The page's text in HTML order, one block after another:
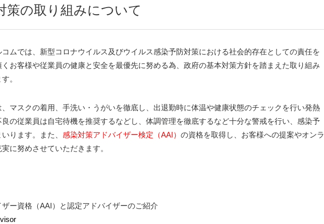
策の取り組みについて
ムでは、新型コロナウイルス及びウイルス感染予防対策における社会的存在としての責任を
お客様や従業員の健康と安全を最優先に努める為、政府の基本対策方針を踏まえた取り組み
。
マスクの着用、手洗い・うがいを徹底し、出退勤時に体温や健康状態のチェックを行い発熱
良の従業員は自宅待機を推奨するなどし、体調管理を徹底するなど十分な警戒を行い、感染予
ります。また、 感染対策アドバイザー検定（AAI） の資格を取得し、お客様への提案やオンラ
に努めさせていただきます。
ー資格（AAI）と認定アドバイザーのご紹介